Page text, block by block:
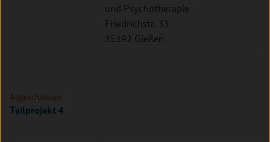
und Psychotherapie
Friedrichstr. 33
35392 Gießen
Abgeschlossen
Teilprojekt 4